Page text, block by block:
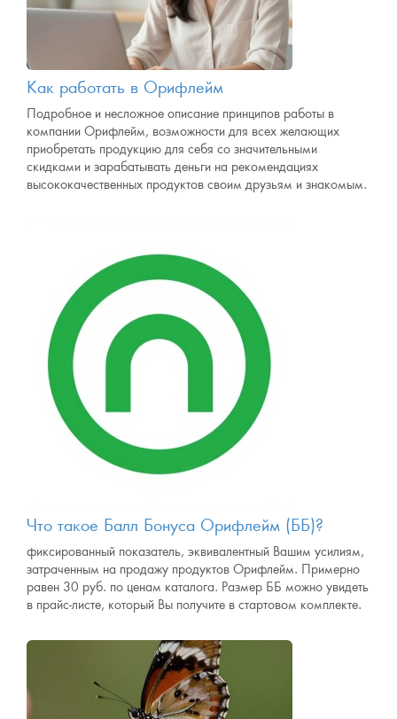
Как работать в Орифлейм
Подробное и несложное описание принципов работы в
компании Орифлейм, возможности для всех желающих
приобретать продукцию для себя со значительными
скидками и зарабатывать деньги на рекомендациях
высококачественных продуктов своим друзьям и знакомым.
Что такое Балл Бонуса Орифлейм (ББ)?
фиксированный показатель, эквивалентный Вашим усилиям,
затраченным на продажу продуктов Орифлейм. Примерно
равен 30 руб. по ценам каталога. Размер ББ можно увидеть
в прайс-листе, который Вы получите в стартовом комплекте.